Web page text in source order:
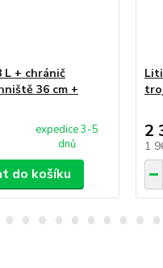
+ chránič
36 cm +
expedice 3-5
dnů
do košíku
2
1